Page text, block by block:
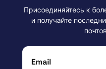
Присоединяйтесь к
и получайте